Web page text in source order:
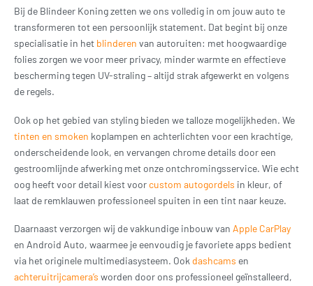
Bij de Blindeer Koning zetten we ons volledig in om jouw auto te
transformeren tot een persoonlijk statement. Dat begint bij onze
specialisatie in het blinderen van autoruiten: met hoogwaardige
folies zorgen we voor meer privacy, minder warmte en effectieve
bescherming tegen UV-straling – altijd strak afgewerkt en volgens
de regels.
Ook op het gebied van styling bieden we talloze mogelijkheden. We
tinten en smoken koplampen en achterlichten voor een krachtige,
onderscheidende look, en vervangen chrome details door een
gestroomlijnde afwerking met onze ontchromingsservice. Wie echt
oog heeft voor detail kiest voorcustom autogordels in kleur, of
laat de remklauwen professioneel spuiten in een tint naar keuze.
Daarnaast verzorgen wij de vakkundige inbouw van Apple CarPlay
en Android Auto, waarmee je eenvoudig je favoriete apps bedient
via het originele multimediasysteem. Ook dashcams en
achteruitrijcamera’s worden door ons professioneel geïnstalleerd,